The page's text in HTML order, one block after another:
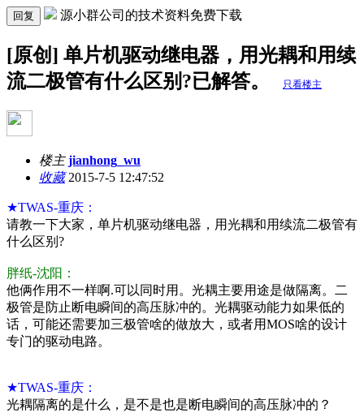
回复 源小群公司的技术资料免费下载
[原创] 单片机驱动继电器，用光耦和用续
流二极管有什么区别?已解答。
只看楼主
楼主 jianhong_wu
收藏2015-7-5 12:47:52
★TWAS-重庆：
请教一下大家，单片机驱动继电器，用光耦和用续流二极管有
什么区别?
胖纸-沈阳：
他俩作用不一样啊.可以同时用。光耦主要用途是做隔离。二
极管是防止断电瞬间的高压脉冲的。光耦驱动能力如果低的
话，可能还需要加三极管啥的做放大，或者用MOS啥的设计
专门的驱动电路。
★TWAS-重庆：
光耦隔离的是什么，是不是也是断电瞬间的高压脉冲的？